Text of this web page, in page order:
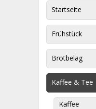
Startseite
Frühstück
Brotbelag
Kaffee & Tee
Kaffee